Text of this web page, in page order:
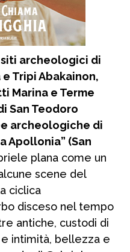
archeologici di
Tripi Abakainon,
Marina e Terme
San Teodoro
archeologiche di
Apollonia” (San
plana come un
scene del
ciclica
disceso nel tempo
antiche, custodi di
intimità, bellezza e